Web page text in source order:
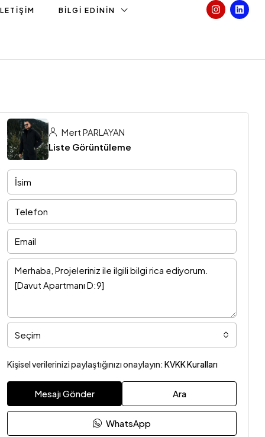
BILGI EDININ
Mert PARLAYAN
Liste Görüntüleme
Seçim
Kişisel verilerinizi paylaştığınızı onaylayın:KVKK Kuralları
Mesajı Gönder Ara
WhatsApp